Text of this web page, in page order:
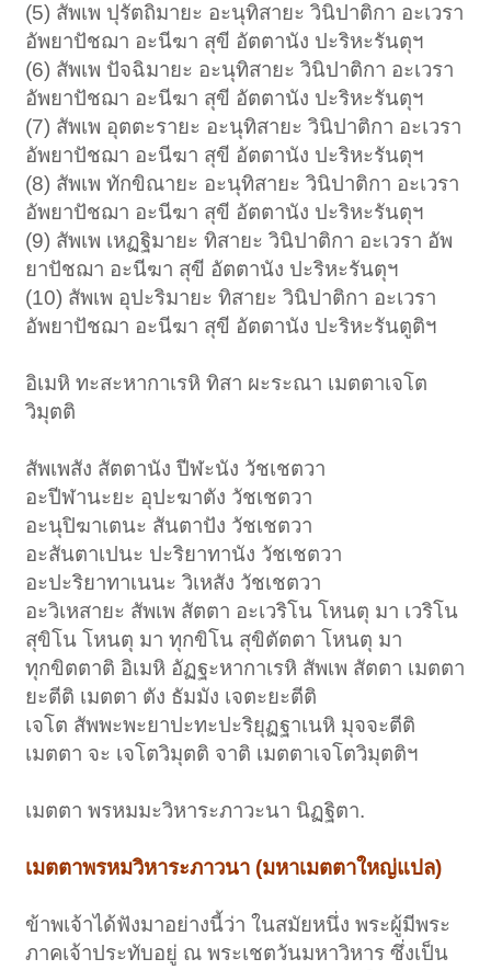
(5) สัพเพ ปุรัตถิมายะ อะนุทิสายะ วินิปาติกา อะเวรา
อัพยาปัชฌา อะนีฆา สุขี อัตตานัง ปะริหะรันตุฯ
(6) สัพเพ ปัจฉิมายะ อะนุทิสายะ วินิปาติกา อะเวรา
อัพยาปัชฌา อะนีฆา สุขี อัตตานัง ปะริหะรันตุฯ
(7) สัพเพ อุตตะรายะ อะนุทิสายะ วินิปาติกา อะเวรา
อัพยาปัชฌา อะนีฆา สุขี อัตตานัง ปะริหะรันตุฯ
(8) สัพเพ ทักขิณายะ อะนุทิสายะ วินิปาติกา อะเวรา
อัพยาปัชฌา อะนีฆา สุขี อัตตานัง ปะริหะรันตุฯ
(9) สัพเพ เหฏฐิมายะ ทิสายะ วินิปาติกา อะเวรา อัพ
ยาปัชฌา อะนีฆา สุขี อัตตานัง ปะริหะรันตุฯ
(10) สัพเพ อุปะริมายะ ทิสายะ วินิปาติกา อะเวรา
อัพยาปัชฌา อะนีฆา สุขี อัตตานัง ปะริหะรันตูติฯ
อิเมหิ ทะสะหากาเรหิ ทิสา ผะระณา เมตตาเจโต
วิมุตติ
สัพเพสัง สัตตานัง ปีฬะนัง วัชเชตวา
อะปีฬานะยะ อุปะฆาตัง วัชเชตวา
อะนุปิฆาเตนะ สันตาปัง วัชเชตวา
อะสันตาเปนะ ปะริยาทานัง วัชเชตวา
อะปะริยาทาเนนะ วิเหสัง วัชเชตวา
อะวิเหสายะ สัพเพ สัตตา อะเวริโน โหนตุ มา เวริโน
สุขิโน โหนตุ มา ทุกขิโน สุขิตัตตา โหนตุ มา
ทุกขิตตาติ อิเมหิ อัฏฐะหากาเรหิ สัพเพ สัตตา เมตตา
ยะตีติ เมตตา ตัง ธัมมัง เจตะยะตีติ
เจโต สัพพะพะยาปะทะปะริยุฏฐาเนหิ มุจจะตีติ
เมตตา จะ เจโตวิมุตติ จาติ เมตตาเจโตวิมุตติฯ
เมตตา พรหมมะวิหาระภาวะนา นิฏฐิตา.
เมตตาพรหมวิหาระภาวนา (มหาเมตตาใหญ่แปล)
ข้าพเจ้าได้ฟังมาอย่างนี้ว่า ในสมัยหนึ่ง พระผู้มีพระ
ภาคเจ้าประทับอยู่ ณ พระเชตวันมหาวิหาร ซึ่งเป็น